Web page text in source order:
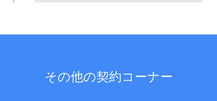
その他の契約コーナー